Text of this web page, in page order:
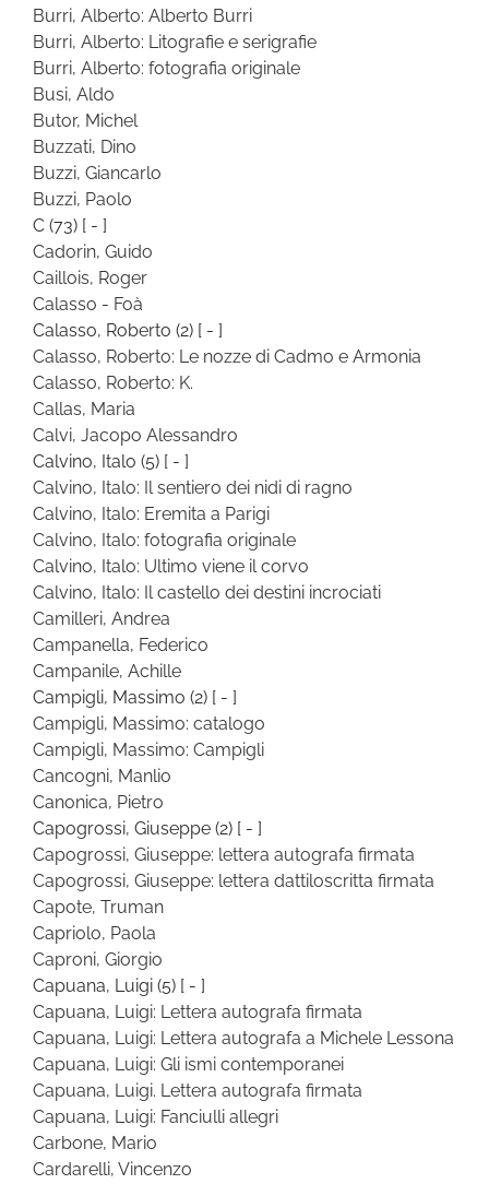
Burri, Alberto: Alberto Burri
Burri, Alberto: Litografie e serigrafie
Burri, Alberto: fotografia originale
Busi, Aldo
Butor, Michel
Buzzati, Dino
Buzzi, Giancarlo
Buzzi, Paolo
C (73) [ - ]
Cadorin, Guido
Caillois, Roger
Calasso - Foà
Calasso, Roberto (2) [ - ]
Calasso, Roberto: Le nozze di Cadmo e Armonia
Calasso, Roberto: K.
Callas, Maria
Calvi, Jacopo Alessandro
Calvino, Italo (5) [ - ]
Calvino, Italo: Il sentiero dei nidi di ragno
Calvino, Italo: Eremita a Parigi
Calvino, Italo: fotografia originale
Calvino, Italo: Ultimo viene il corvo
Calvino, Italo: Il castello dei destini incrociati
Camilleri, Andrea
Campanella, Federico
Campanile, Achille
Campigli, Massimo (2) [ - ]
Campigli, Massimo: catalogo
Campigli, Massimo: Campigli
Cancogni, Manlio
Canonica, Pietro
Capogrossi, Giuseppe (2) [ - ]
Capogrossi, Giuseppe: lettera autografa firmata
Capogrossi, Giuseppe: lettera dattiloscritta firmata
Capote, Truman
Capriolo, Paola
Caproni, Giorgio
Capuana, Luigi (5) [ - ]
Capuana, Luigi: Lettera autografa firmata
Capuana, Luigi: Lettera autografa a Michele Lessona
Capuana, Luigi: Gli ismi contemporanei
Capuana, Luigi. Lettera autografa firmata
Capuana, Luigi: Fanciulli allegri
Carbone, Mario
Cardarelli, Vincenzo